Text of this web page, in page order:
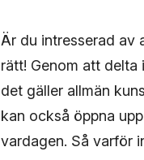
Är du intresserad av
rätt! Genom att delta
det gäller allmän
kan också öppna
vardagen. Så varför